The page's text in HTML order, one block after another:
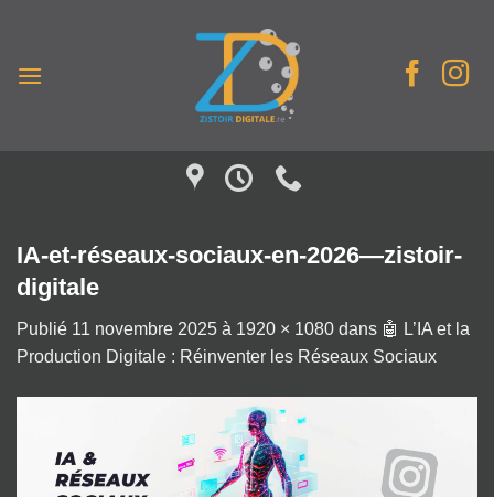
contenu
IA-et-réseaux-sociaux-en-2026—zistoir-
digitale
Publié 11 novembre 2025 à 1920 × 1080 dans 🤖 L’IA et la
Production Digitale : Réinventer les Réseaux Sociaux